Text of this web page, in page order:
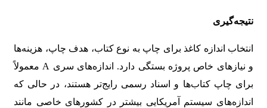
نتیجه‌گیری
انتخاب اندازه کاغذ برای چاپ به نوع کتاب، هدف چاپ، هزینه‌ها
و نیازهای خاص پروژه بستگی دارد. اندازه‌های سری A معمولاً
برای چاپ کتاب‌ها و اسناد رسمی رایج‌تر هستند، در حالی که
اندازه‌های سیستم آمریکایی بیشتر در کشورهای خاصی مانند